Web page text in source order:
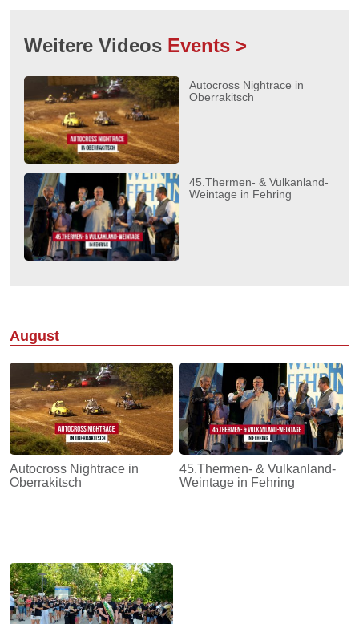
Weitere Videos Events >
Autocross Nightrace in
Oberrakitsch
45.Thermen- & Vulkanland-
Weintage in Fehring
August
Autocross Nightrace in
Oberrakitsch
45.Thermen- & Vulkanland-
Weintage in Fehring